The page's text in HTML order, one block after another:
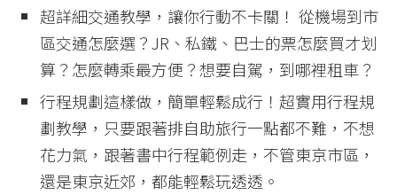
超詳細交通教學，讓你行動不卡關！ 從機場到市
區交通怎麼選？JR、私鐵、巴士的票怎麼買才划
算？怎麼轉乘最方便？想要自駕，到哪裡租車？
行程規劃這樣做，簡單輕鬆成行！超實用行程規
劃教學，只要跟著排自助旅行一點都不難，不想
花力氣，跟著書中行程範例走，不管東京市區，
還是東京近郊，都能輕鬆玩透透。